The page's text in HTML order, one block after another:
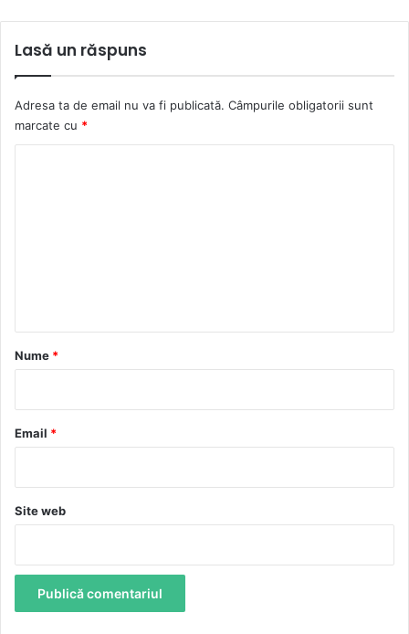
Lasă un răspuns
Adresa ta de email nu va fi publicată. Câmpurile obligatorii sunt
marcate cu *
r
*
Nume *
Email *
Site web